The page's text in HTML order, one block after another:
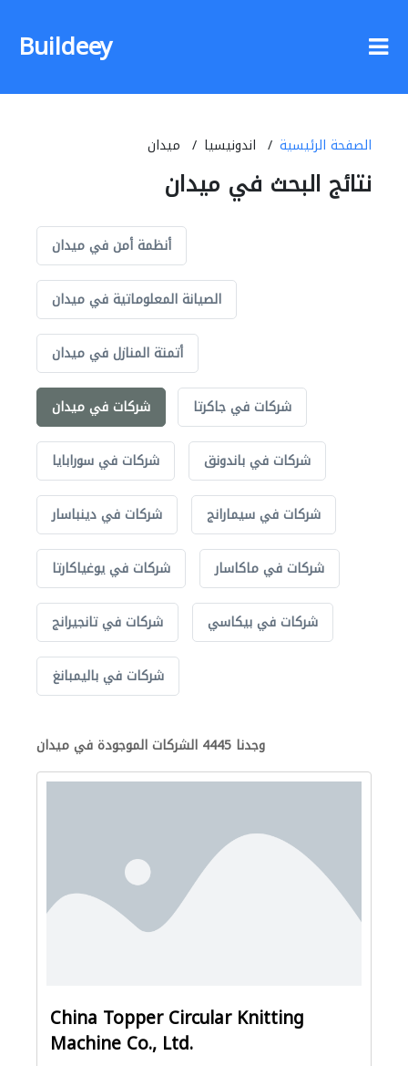
Buildeey
الصفحة الرئيسية اندونيسيا ميدان
نتائج البحث في ميدان
أنظمة أمن في ميدان
الصيانة المعلوماتية في ميدان
أتمتة المنازل في ميدان
شركات في ميدان شركات في جاكرتا
شركات في سورابايا شركات في باندونق
شركات في دينباسار شركات في سيمارانج
شركات في يوغياكارتا شركات في ماكاسار
شركات في تانجيرانج شركات في بيكاسي
شركات في باليمبانغ
وجدنا 4445 الشركات الموجودة في ميدان
China Topper Circular Knitting
Machine Co., Ltd.